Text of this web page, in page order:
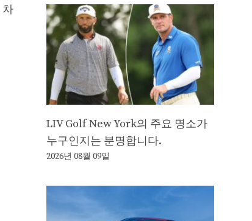
차
LIV Golf New York의 주요 명소가
누구인지는 분명합니다.
2026년 08월 09일